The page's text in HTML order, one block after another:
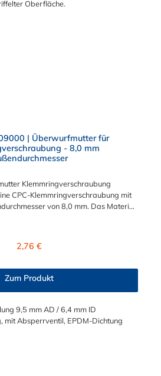
| Überwurfmutter für
- 8,0 mm
Klemmringverschraubung
CPC-Klemmringverschraubung mit
von 8,0 mm. Das Material
Regulärer Preis:
2,76 €
Zum Produkt